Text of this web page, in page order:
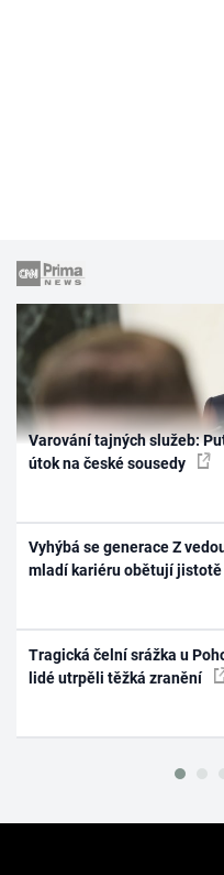
Varování tajných služeb:
útok na české sousedy
Vyhýbá se generace Z
mladí kariéru obětují jistotě
Tragická čelní srážka u
lidé utrpěli těžká zranění